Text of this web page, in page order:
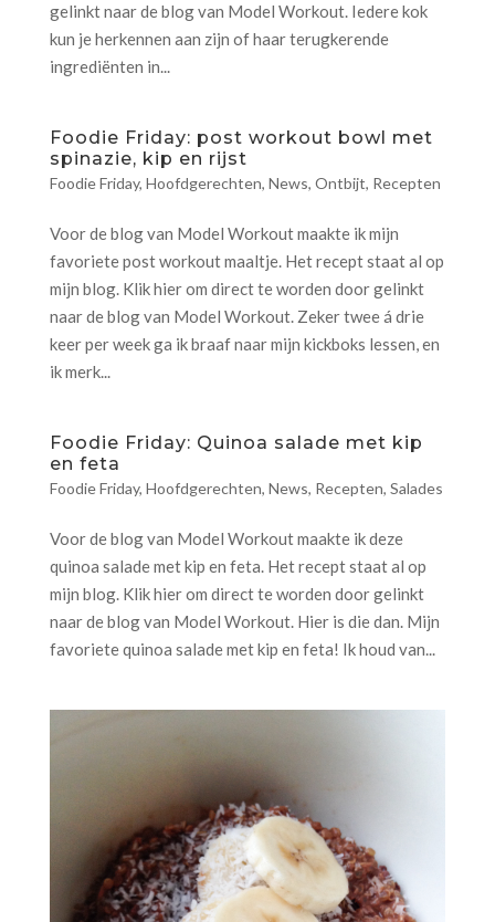
gelinkt naar de blog van Model Workout. Iedere kok
kun je herkennen aan zijn of haar terugkerende
ingrediënten in...
Foodie Friday: post workout bowl met
spinazie, kip en rijst
Foodie Friday, Hoofdgerechten, News, Ontbijt, Recepten
Voor de blog van Model Workout maakte ik mijn
favoriete post workout maaltje. Het recept staat al op
mijn blog. Klik hier om direct te worden door gelinkt
naar de blog van Model Workout. Zeker twee á drie
keer per week ga ik braaf naar mijn kickboks lessen, en
ik merk...
Foodie Friday: Quinoa salade met kip
en feta
Foodie Friday, Hoofdgerechten, News, Recepten, Salades
Voor de blog van Model Workout maakte ik deze
quinoa salade met kip en feta. Het recept staat al op
mijn blog. Klik hier om direct te worden door gelinkt
naar de blog van Model Workout. Hier is die dan. Mijn
favoriete quinoa salade met kip en feta! Ik houd van...